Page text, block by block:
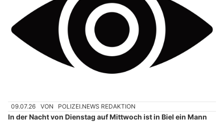
09.07.26 VON POLIZEI.NEWS REDAKTION
In der Nacht von Dienstag auf Mittwoch ist in Biel ein Mann